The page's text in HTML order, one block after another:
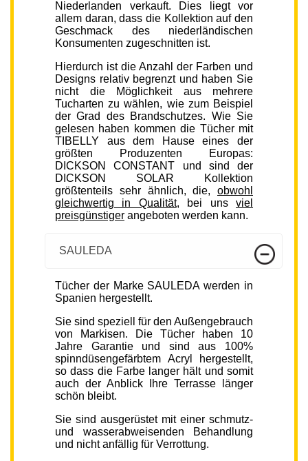
Niederlanden verkauft. Dies liegt vor
allem daran, dass die Kollektion auf den
Geschmack des niederländischen
Konsumenten zugeschnitten ist.
Hierdurch ist die Anzahl der Farben und
Designs relativ begrenzt und haben Sie
nicht die Möglichkeit aus mehrere
Tucharten zu wählen, wie zum Beispiel
der Grad des Brandschutzes. Wie Sie
gelesen haben kommen die Tücher mit
TIBELLY aus dem Hause eines der
größten Produzenten Europas:
DICKSON CONSTANT und sind der
DICKSON SOLAR Kollektion
größtenteils sehr ähnlich, die, obwohl
gleichwertig in Qualität, bei unsviel
preisgünstiger angeboten werden kann.
SAULEDA
Tücher der Marke SAULEDA werden in
Spanien hergestellt.
Sie sind speziell für den Außengebrauch
von Markisen. Die Tücher haben 10
Jahre Garantie und sind aus 100%
spinndüsengefärbtem Acryl hergestellt,
so dass die Farbe langer hält und somit
auch der Anblick Ihre Terrasse länger
schön bleibt.
Sie sind ausgerüstet mit einer schmutz-
und wasserabweisenden Behandlung
und nicht anfällig für Verrottung.